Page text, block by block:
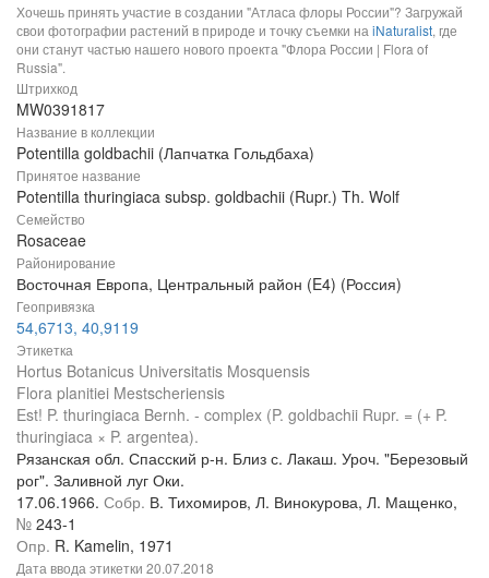
Хочешь принять участие в создании "Атласа флоры России"? Загружай
свои фотографии растений в природе и точку съемки на iNaturalist, где
они станут частью нашего нового проекта "Флора России | Flora of
Russia".
Штрихкод
MW0391817
Название в коллекции
Potentilla goldbachii (Лапчатка Гольдбаха)
Принятое название
Potentilla thuringiaca subsp. goldbachii (Rupr.) Th. Wolf
Семейство
Rosaceae
Районирование
Восточная Европа, Центральный район (E4) (Россия)
Геопривязка
54,6713, 40,9119
Этикетка
Hortus Botanicus Universitatis Mosquensis
Flora planitiei Mestscheriensis
Est! P. thuringiaca Bernh. - complex (P. goldbachii Rupr. = (+ P.
thuringiaca × P. argentea).
Рязанская обл. Спасский р-н. Близ с. Лакаш. Уроч. "Березовый
рог". Заливной луг Оки.
17.06.1966. Собр. В. Тихомиров, Л. Винокурова, Л. Мащенко,
№ 243-1
Опр. R. Kamelin, 1971
Дата ввода этикетки 20.07.2018